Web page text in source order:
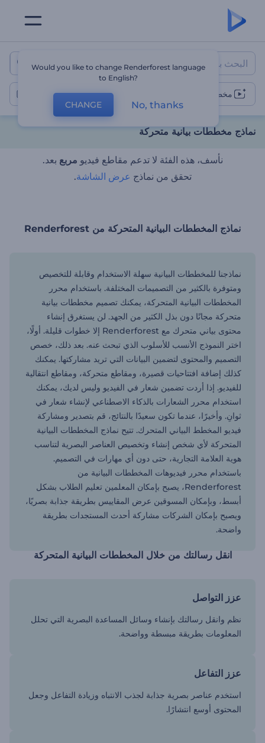
نماذج مخططات بيانية متحركة
مخططات بيانية متحركة
نماذج مخططات بيانية متحركة
نأسف، هذه الفئة لا تدعم مقاطع فيديو مربع بعد.
تحقق من نماذج عرض الشاشة.
نماذج المخططات البيانية المتحركة من Renderforest
نماذجنا للمخططات البيانية سهلة الاستخدام وقابلة للتخصيص
ومتوفرة بالكثير من التصميمات المختلفة. باستخدام محرر
المخططات البيانية المتحركة، يمكنك تصميم مخططات بيانية
متحركة مجانًا دون بذل الكثير من الجهد. لن يستغرق إنشاء
محتوى بياني متحرك مع Renderforest إلا خطوات قليلة. أولًا،
اختر النموذج الأنسب للأسلوب الذي تبحث عنه. بعد ذلك، خصص
التصميم والمحتوى لتضمين البيانات التي تريد مشاركتها. يمكنك
كذلك إضافة افتتاحيات قصيرة، ومقاطع متحركة، ومقاطع انتقالية
للفيديو. إذا أردت تضمين شعار في الفيديو وليس لديك، يمكنك
استخدام محرر الشعارات بالذكاء الاصطناعي لإنشاء شعار في
ثوانِ. وأخيرًا، عندما تكون سعيدًا بالنتائج، قم بتصدير ومشاركة
فيديو المخطط البياني المتحرك. تتيح نماذج المخططات البيانية
المتحركة لأي شخص إنشاء وتخصيص العناصر البصرية لتناسب
هوية العلامة التجارية، حتى دون أي مهارات في التصميم.
باستخدام محرر فيديوهات المخططات البيانية من
Renderforest، يصبح بإمكان المعلمين تعليم الطلاب بشكل
أبسط، وبإمكان المسوقين عرض المقاييس بطريقة جذابة بصريًا،
ويصبح بإمكان الشركات مشاركة أحدث المستجدات بطريقة
واضحة.
انقل رسالتك من خلال المخططات البيانية المتحركة
عزز التواصل
نظم وانقل رسالتك بإنشاء وسائل المساعدة البصرية التي تحلل
المعلومات بطريقة مبسطة وواضحة.
عزز التفاعل
استخدم عناصر بصرية جذابة لجذب الانتباه وزيادة التفاعل وجعل
المحتوى أوسع انتشارًا.
Would you like to change Renderforest language
to English?
CHANGE No, thanks